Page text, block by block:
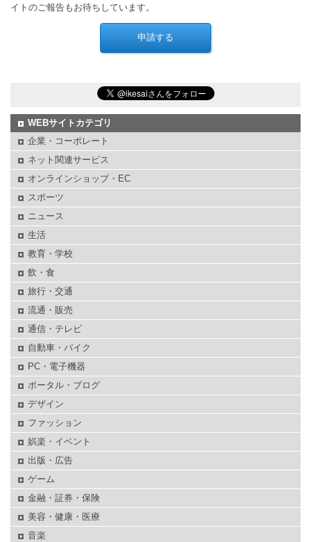
イトのご報告もお待ちしています。
WEBサイトカテゴリ
企業・コーポレート
ネット関連サービス
オンラインショップ・EC
スポーツ
ニュース
生活
教育・学校
飲・食
旅行・交通
流通・販売
通信・テレビ
自動車・バイク
PC・電子機器
ポータル・ブログ
デザイン
ファッション
娯楽・イベント
出版・広告
ゲーム
金融・証券・保険
美容・健康・医療
音楽